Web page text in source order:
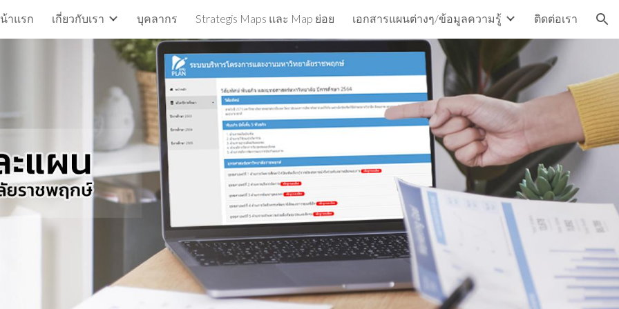
to main content Skip to navigation
าแรก เกี่ยวกับเรา บุคลากร Strategis Maps และ Map ย่อย เอกสารแผนต่างๆ/ข้อมูลความรู้ ติดต่อเรา